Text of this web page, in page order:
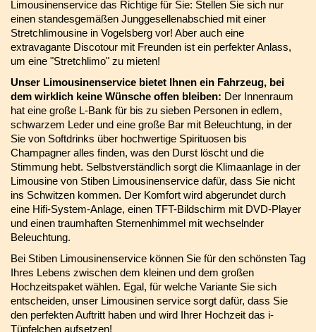
Limousinenservice das Richtige für Sie: Stellen Sie sich nur
einen standesgemäßen Junggesellenabschied mit einer
Stretchlimousine in Vogelsberg vor! Aber auch eine
extravagante Discotour mit Freunden ist ein perfekter Anlass,
um eine "Stretchlimo" zu mieten!
Unser Limousinenservice bietet Ihnen ein Fahrzeug, bei
dem wirklich keine Wünsche offen bleiben: Der Innenraum
hat eine große L-Bank für bis zu sieben Personen in edlem,
schwarzem Leder und eine große Bar mit Beleuchtung, in der
Sie von Softdrinks über hochwertige Spirituosen bis
Champagner alles finden, was den Durst löscht und die
Stimmung hebt. Selbstverständlich sorgt die Klimaanlage in der
Limousine von Stiben Limousinenservice dafür, dass Sie nicht
ins Schwitzen kommen. Der Komfort wird abgerundet durch
eine Hifi-System-Anlage, einen TFT-Bildschirm mit DVD-Player
und einen traumhaften Sternenhimmel mit wechselnder
Beleuchtung.
Bei Stiben Limousinenservice können Sie für den schönsten Tag
Ihres Lebens zwischen dem kleinen und dem großen
Hochzeitspaket wählen. Egal, für welche Variante Sie sich
entscheiden, unser Limousinen service sorgt dafür, dass Sie
den perfekten Auftritt haben und wird Ihrer Hochzeit das i-
Tüpfelchen aufsetzen!